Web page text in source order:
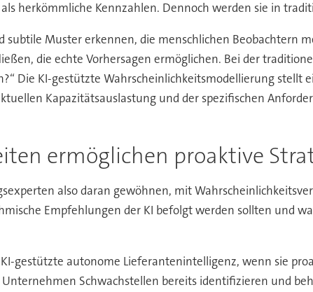
herkömmliche Kennzahlen. Dennoch werden sie in
subtile Muster erkennen, die menschlichen Beobachtern
die echte Vorhersagen ermöglichen. Bei der
Die KI-gestützte Wahrscheinlichkeitsmodellierung stellt
Kapazitätsauslastung und der spezifischen
ermöglichen proaktive
also daran gewöhnen, mit
Empfehlungen der KI befolgt werden sollten und
gestützte autonome Lieferantenintelligenz, wenn sie
Schwachstellen bereits identifizieren und